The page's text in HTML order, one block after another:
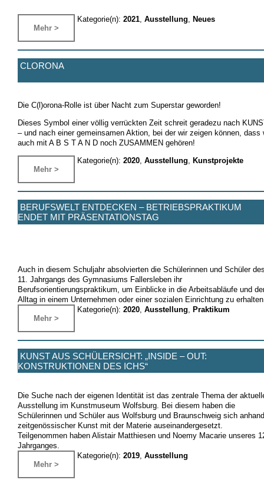
Mehr >
Kategorie(n): 2021 ,Ausstellung ,Neues
CLORONA
Die C(l)orona-Rolle ist über Nacht zum Superstar geworden!
Dieses Symbol einer völlig verrückten Zeit schreit geradezu nach
– und nach einer gemeinsamen Aktion, bei der wir zeigen können, dass
auch mit A B S T A N D noch ZUSAMMEN gehören!
Mehr >
Kategorie(n): 2020,Ausstellung, Kunstprojekte
BERUFSWELT ENTDECKEN – BETRIEBSPRAKTIKUM
ENDET MIT PRÄSENTATIONSTAG
Auch in diesem Schuljahr absolvierten die Schülerinnen und Schüler
11. Jahrgangs des Gymnasiums Fallersleben ihr
Berufsorientierungspraktikum, um Einblicke in die Arbeitsabläufe und
Alltag in einem Unternehmen oder einer sozialen Einrichtung zu
Mehr >
Kategorie(n): 2020 ,Ausstellung ,Praktikum
KUNST AUS SCHÜLERSICHT: „INSIDE – OUT:
KONSTRUKTIONEN DES ICHS“
Die Suche nach der eigenen Identität ist das zentrale Thema der
Ausstellung im Kunstmuseum Wolfsburg. Bei diesem haben die
Schülerinnen und Schüler aus Wolfsburg und Braunschweig sich anhand
zeitgenössischer Kunst mit der Materie auseinandergesetzt.
Teilgenommen haben Alistair Matthiesen und Noemy Macarie unseres
Jahrganges.
Mehr >
Kategorie(n): 2019,Ausstellung